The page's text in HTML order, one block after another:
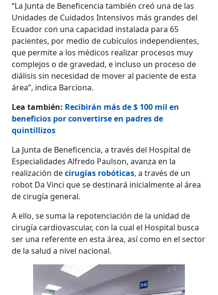
“La Junta de Beneficencia también creó una de las
Unidades de Cuidados Intensivos más grandes del
Ecuador con una capacidad instalada para 65
pacientes, por medio de cubículos independientes,
que permite a los médicos realizar procesos muy
complejos o de gravedad, e incluso un proceso de
diálisis sin necesidad de mover al paciente de esta
área”, indica Barciona.
Lea también: Recibirán más de $ 100 mil en
beneficios por convertirse en padres de
quintillizos
La Junta de Beneficencia, a través del Hospital de
Especialidades Alfredo Paulson, avanza en la
realización decirugías robóticas, a través de un
robot Da Vinci que se destinará inicialmente al área
de cirugía general.
A ello, se suma la repotenciación de la unidad de
cirugía cardiovascular, con la cual el Hospital busca
ser una referente en esta área, así como en el sector
de la salud a nivel nacional.